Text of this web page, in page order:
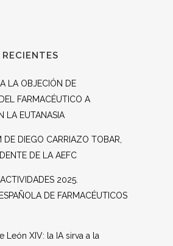
LA OBJECIÓN DE
FARMACÉUTICO A
LA EUTANASIA
DE DIEGO CARRIAZO TOBAR,
DE LA AEFC
2025.
DE FARMACÉUTICOS
León XIV: la IA sirva a la